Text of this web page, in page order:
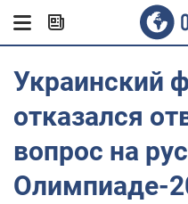
Украинский
отказался
вопрос на
Олимпиаде-